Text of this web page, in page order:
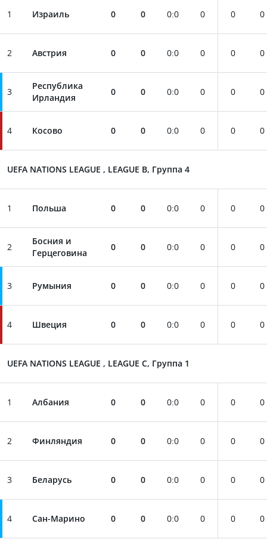
1 Израиль 0 0 0:0 0 0 0
2 Австрия 0 0 0:0 0 0 0
3
Республика
Ирландия
0 0 0:0 0 0 0
4 Косово 0 0 0:0 0 0 0
UEFA NATIONS LEAGUE , LEAGUE B, Группа 4
1 Польша 0 0 0:0 0 0 0
2
Босния и
Герцеговина
0 0 0:0 0 0 0
3 Румыния 0 0 0:0 0 0 0
4 Швеция 0 0 0:0 0 0 0
UEFA NATIONS LEAGUE , LEAGUE C, Группа 1
1 Албания 0 0 0:0 0 0 0
2 Финляндия 0 0 0:0 0 0 0
3 Беларусь 0 0 0:0 0 0 0
4 Сан-Марино 0 0 0:0 0 0 0